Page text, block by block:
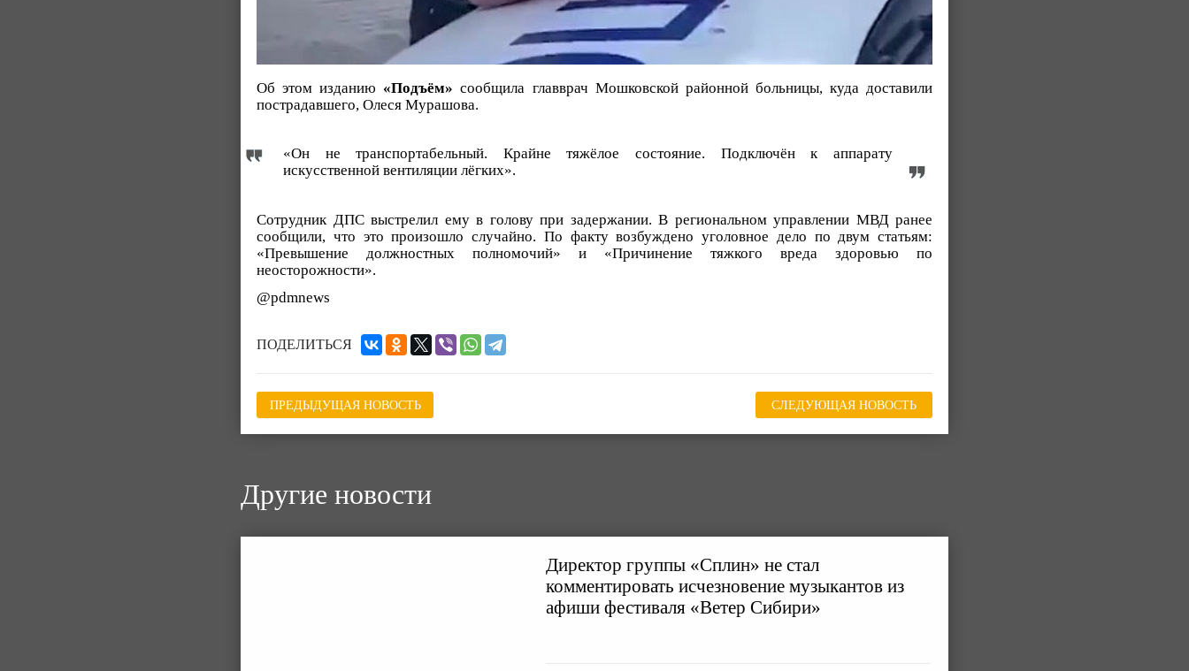
Об этом изданию «Подъём» сообщила главврач Мошковской районной больницы, куда доставили
пострадавшего, Олеся Мурашова.
«Он не транспортабельный. Крайне тяжёлое состояние. Подключён к аппарату
искусственной вентиляции лёгких».
Сотрудник ДПС выстрелил ему в голову при задержании. В региональном управлении МВД ранее
сообщили, что это произошло случайно. По факту возбуждено уголовное дело по двум статьям:
«Превышение должностных полномочий» и «Причинение тяжкого вреда здоровью по
неосторожности».
@pdmnews
ПОДЕЛИТЬСЯ
ПРЕДЫДУЩАЯ НОВОСТЬ СЛЕДУЮЩАЯ НОВОСТЬ
Другие новости
Директор группы «Сплин» не стал
комментировать исчезновение музыкантов из
афиши фестиваля «Ветер Сибири»